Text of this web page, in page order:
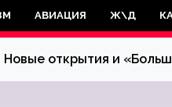
АВИАЦИЯ Ж\Д
Новые открытия и